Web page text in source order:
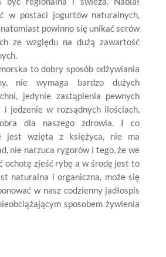
w postaci jogurtów naturalnych,
powinno się unikać serów
ze względu na dużą zawartość
to dobry sposób odżywiania
nie wymaga bardzo dużych
jedynie zastąpienia pewnych
i jedzenie w rozsądnych ilościach.
dla naszego zdrowia. I co
jest wzięta z księżyca, nie ma
nie narzuca rygorów i tego, że we
ochotę zjeść rybę a w środę jest to
naturalna i organiczna, może się
w nasz codzienny jadłospis
sposobem żywienia